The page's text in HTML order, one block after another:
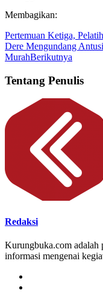
Membagikan:
Pertemuan Ketiga,
Dere Mengundang
MurahBerikutnya
Tentang Penulis
Redaksi
Kurungbuka.com adalah
informasi mengenai